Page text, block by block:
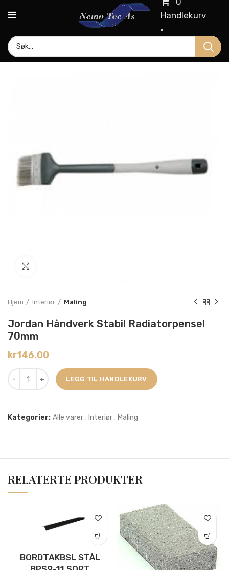
Handlekurv
Hjem Interiør Maling
Jordan Håndverk Stabil Radiatorpensel
70mm
kr146.00
LEGG TIL HANDLEKURV
Kategorier: Alle varer, Interiør, Maling
RELATERTE PRODUKTER
BORDTAKBSL STÅL